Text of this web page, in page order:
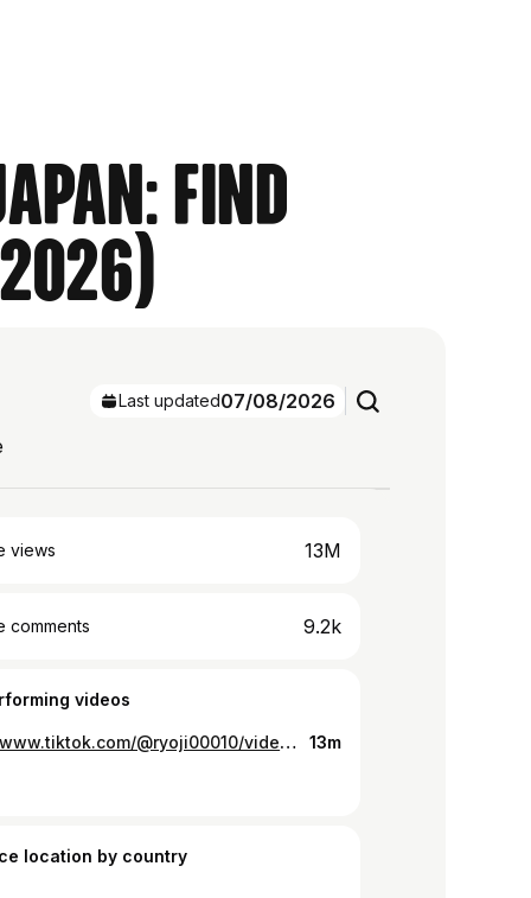
Find
Last updated07/08/2026
views 13M
comments 9.2k
videos
https://www.tiktok.com/@ryoji00010/video/6956706272980831490 13m
location by country